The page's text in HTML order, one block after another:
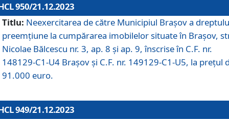
950/21.12.2023
Titlu: Neexercitarea de către Municipiul Brașov a
preemțiune la cumpărarea imobilelor situate în Brașov,
Nicolae Bălcescu nr. 3, ap. 8 și ap. 9, înscrise în C.F. nr.
148129-C1-U4 Brașov și C.F. nr. 149129-C1-U5, la prețul
91.000 euro.
949/21.12.2023